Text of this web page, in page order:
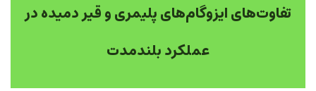
تفاوت‌های ایزوگام‌های پلیمری و قیر دمیده در
عملکرد بلندمدت